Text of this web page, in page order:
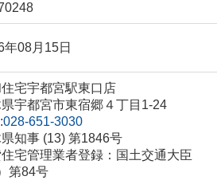
年08月15日
宅宇都宮駅東口店
宇都宮市東宿郷４丁目1-24
028-651-3030
知事 (13) 第1846号
宅管理業者登録：国土交通大臣
第84号